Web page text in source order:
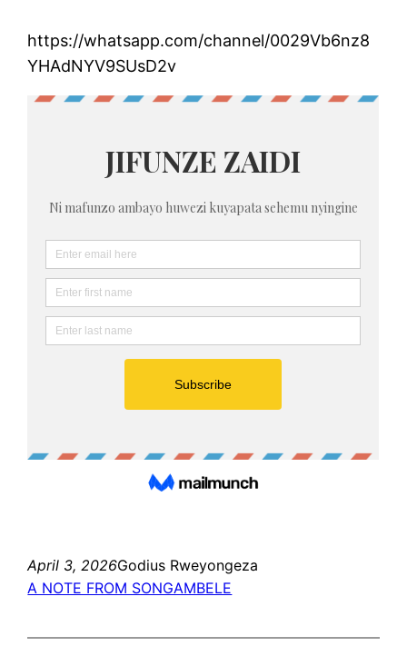
https://whatsapp.com/channel/0029Vb6nz8
YHAdNYV9SUsD2v
April 3, 2026Godius Rweyongeza
A NOTE FROM SONGAMBELE